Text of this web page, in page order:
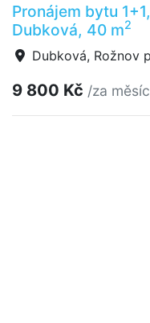
Pronájem bytu
Dubková, 40 m2
Dubková, Rožnov
9 800 Kč /za měsíc